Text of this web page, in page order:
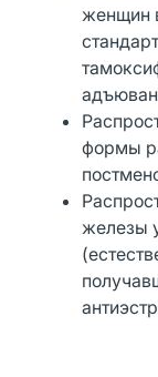
женщин
формы
железы